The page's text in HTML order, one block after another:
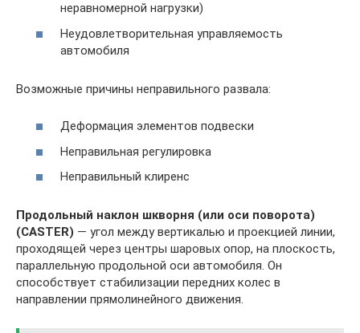
неравномерной нагрузки)
Неудовлетворительная управляемость
автомобиля
Возможные причины неправильного развала:
Деформация элементов подвески
Неправильная регулировка
Неправильный клиренс
Продольный наклон шкворня (или оси поворота)
(CASTER) — угол между вертикалью и проекцией линии,
проходящей через центры шаровых опор, на плоскость,
параллельную продольной оси автомобиля. Он
способствует стабилизации передних колес в
направлении прямолинейного движения.